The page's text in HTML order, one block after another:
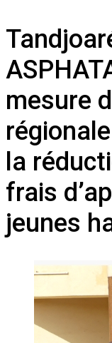
mesure
la
frais
jeunes